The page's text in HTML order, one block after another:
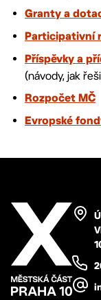
Granty a
Participativní
Příspěvky a
(návody, jak
Rozpočet MČ
Evropské